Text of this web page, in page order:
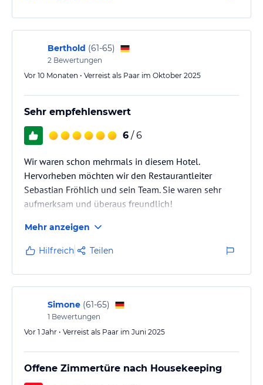
Berthold (61-65)
2 Bewertungen
Vor 10 Monaten • Verreist als Paar im Oktober 2025
Sehr empfehlenswert
6 / 6
Wir waren schon mehrmals in diesem Hotel.
Hervorheben möchten wir den Restaurantleiter
Sebastian Fröhlich und sein Team. Sie waren sehr
aufmerksam und überaus freundlich!
Wir können das Hotel nur empfehlen!
Berthold und Angelika Bachg
Mehr anzeigen
Hilfreich Teilen
Simone (61-65)
1 Bewertungen
Vor 1 Jahr • Verreist als Paar im Juni 2025
Offene Zimmertüre nach Housekeeping